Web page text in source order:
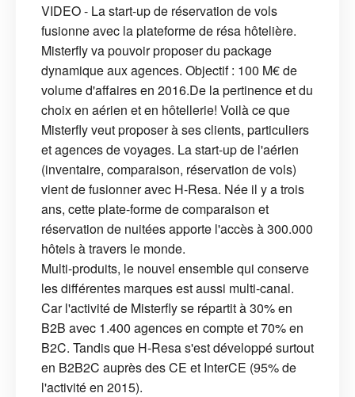
VIDEO - La start-up de réservation de vols
fusionne avec la plateforme de résa hôtelière.
Misterfly va pouvoir proposer du package
dynamique aux agences. Objectif : 100 M€ de
volume d'affaires en 2016.De la pertinence et du
choix en aérien et en hôtellerie! Voilà ce que
Misterfly veut proposer à ses clients, particuliers
et agences de voyages. La start-up de l'aérien
(inventaire, comparaison, réservation de vols)
vient de fusionner avec H-Resa. Née il y a trois
ans, cette plate-forme de comparaison et
réservation de nuitées apporte l'accès à 300.000
hôtels à travers le monde.
Multi-produits, le nouvel ensemble qui conserve
les différentes marques est aussi multi-canal.
Car l'activité de Misterfly se répartit à 30% en
B2B avec 1.400 agences en compte et 70% en
B2C. Tandis que H-Resa s'est développé surtout
en B2B2C auprès des CE et InterCE (95% de
l'activité en 2015).